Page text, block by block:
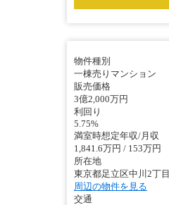
物件種別
一棟売りマンション
販売価格
3億2,000万円
利回り
5.75%
満室時想定年収/月収
1,841.6万円 / 153万円
所在地
東京都足立区中川2丁目
周辺の物件を見る
交通